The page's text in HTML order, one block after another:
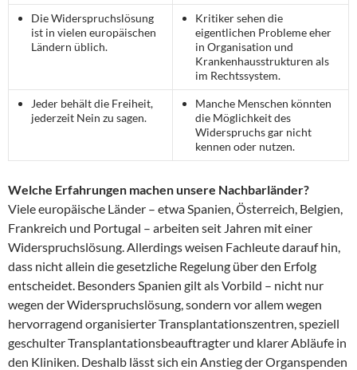
Die Widerspruchslösung
ist in vielen europäischen
Ländern üblich.
Kritiker sehen die
eigentlichen Probleme eher
in Organisation und
Krankenhausstrukturen als
im Rechtssystem.
Jeder behält die Freiheit,
jederzeit Nein zu sagen.
Manche Menschen könnten
die Möglichkeit des
Widerspruchs gar nicht
kennen oder nutzen.
Welche Erfahrungen machen unsere Nachbarländer?
Viele europäische Länder – etwa Spanien, Österreich, Belgien,
Frankreich und Portugal – arbeiten seit Jahren mit einer
Widerspruchslösung. Allerdings weisen Fachleute darauf hin,
dass nicht allein die gesetzliche Regelung über den Erfolg
entscheidet. Besonders Spanien gilt als Vorbild – nicht nur
wegen der Widerspruchslösung, sondern vor allem wegen
hervorragend organisierter Transplantationszentren, speziell
geschulter Transplantationsbeauftragter und klarer Abläufe in
den Kliniken. Deshalb lässt sich ein Anstieg der Organspenden